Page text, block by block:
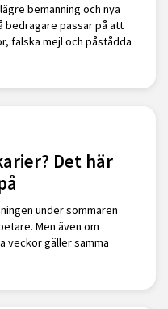
bemanning och nya
bedragare passar på att
falska mejl och påstådda
Det här
under sommaren
Men även om
veckor gäller samma